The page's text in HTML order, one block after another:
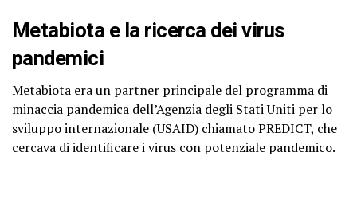
Metabiota e la ricerca dei virus
pandemici
Metabiota era un partner principale del programma di
minaccia pandemica dell’Agenzia degli Stati Uniti per lo
sviluppo internazionale (USAID) chiamato PREDICT, che
cercava di identificare i virus con potenziale pandemico.